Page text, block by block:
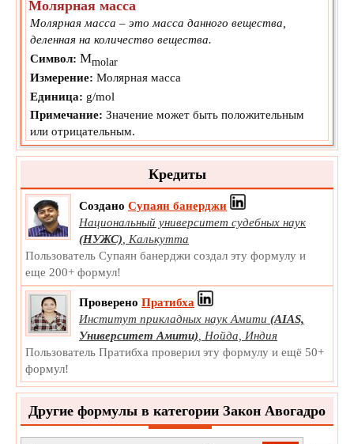
Молярная масса
Молярная масса – это масса данного вещества,
деленная на количество вещества.
Символ: Mmolar
Измерение: Молярная масса
Единица: g/mol
Примечание: Значение может быть положительным
или отрицательным.
Кредиты
Создано Супаян банерджи
Национальный университет судебных наук
(НУЖС), Калькутта
Пользователь Супаян банерджи создал эту формулу и
еще 200+ формул!
Проверено Пратибха
Институт прикладных наук Амити (AIAS,
Университет Амити), Нойда, Индия
Пользователь Пратибха проверил эту формулу и ещё 50+
формул!
Другие формулы в категории Закон Авогадро